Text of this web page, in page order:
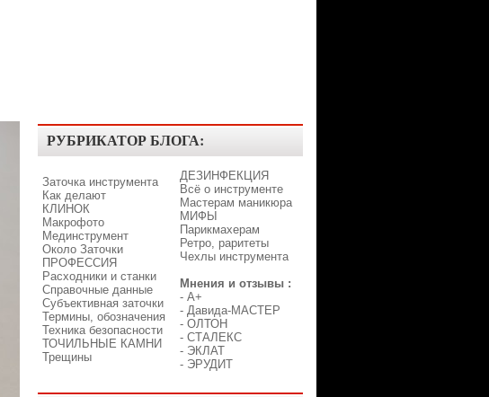
РУБРИКАТОР БЛОГА:
Заточка инструмента
Как делают
КЛИНОК
Макрофото
Мединструмент
Около Заточки
ПРОФЕССИЯ
Расходники и станки
Справочные данные
Субъективная заточки
Термины, обозначения
Техника безопасности
ТОЧИЛЬНЫЕ КАМНИ
Трещины
ДЕЗИНФЕКЦИЯ
Всё о инструменте
Мастерам маникюра
МИФЫ
Парикмахерам
Ретро, раритеты
Чехлы инструмента
Мнения и отзывы :
- A+
- Давида-МАСТЕР
- ОЛТОН
- СТАЛЕКС
- ЭКЛАТ
- ЭРУДИТ